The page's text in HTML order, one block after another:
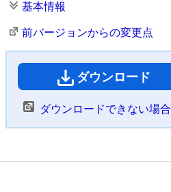
基本情報
前バージョンからの変更点
ダウンロード
ダウンロードできない場合